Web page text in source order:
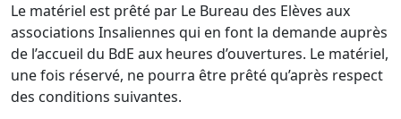
Le matériel est prêté par Le Bureau des Elèves aux
associations Insaliennes qui en font la demande auprès
de l’accueil du BdE aux heures d’ouvertures. Le matériel,
une fois réservé, ne pourra être prêté qu’après respect
des conditions suivantes.